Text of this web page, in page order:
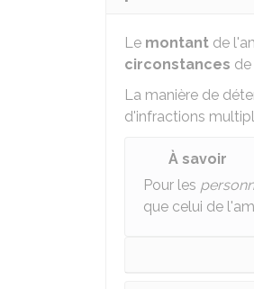
Le montant de
circonstances de
La manière de
d'infractions
À savoir
Pour les
que celui de